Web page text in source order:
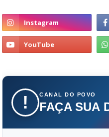
! CANAL DO POVO
FAÇA SUA